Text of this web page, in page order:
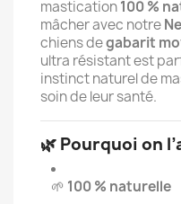
mastication100 %
mâcher avec notre
chiens degabarit
ultra résistant est
instinct naturel de
soin de leur santé.
🌿 Pourquoi on
🌱 100 % naturelle